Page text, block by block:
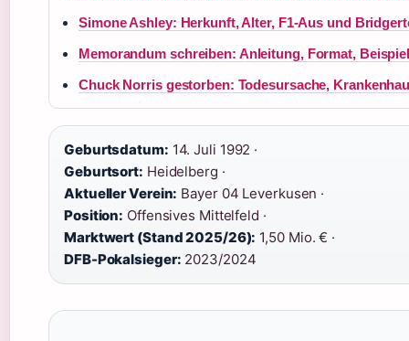
Simone Ashley: Herkunft, Alter, F1-Aus und
Memorandum schreiben: Anleitung, Format,
Chuck Norris gestorben: Todesursache,
Geburtsdatum: 14. Juli 1992 ·
Geburtsort: Heidelberg ·
Aktueller Verein: Bayer 04 Leverkusen ·
Position: Offensives Mittelfeld ·
Marktwert (Stand 2025/26): 1,50 Mio. € ·
DFB-Pokalsieger: 2023/2024